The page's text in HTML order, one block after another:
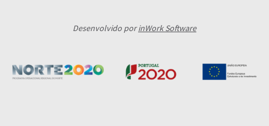
Desenvolvido porinWork Software